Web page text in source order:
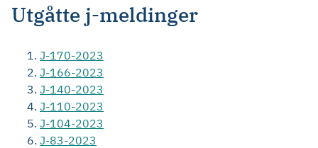
Utgåtte j-meldinger
J-170-2023
J-166-2023
J-140-2023
J-110-2023
J-104-2023
J-83-2023